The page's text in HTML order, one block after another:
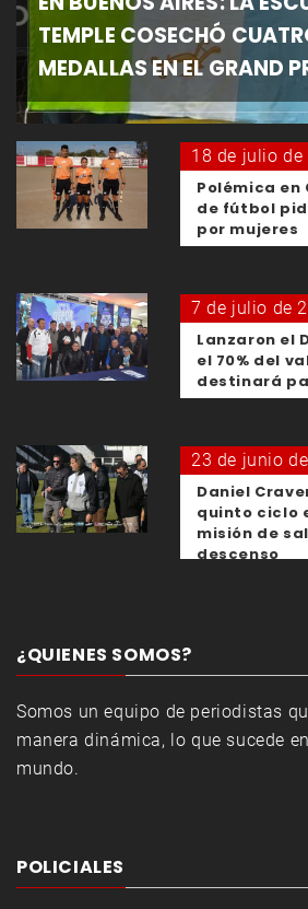
TEMPLE COSECHÓ
MEDALLAS EN EL GRAND
18 de julio de
Polémica en
de fútbol
por mujeres
7 de julio de
Lanzaron el
el 70% del
destinará
23 de junio
Daniel
quinto ciclo
misión de
descenso
¿QUIENES SOMOS?
Somos un equipo de periodistas
manera dinámica, lo que sucede
mundo.
POLICIALES